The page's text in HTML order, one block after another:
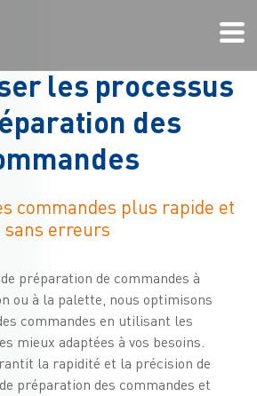
er les processus
éparation des
mmandes
commandes plus rapide et
sans erreurs
préparation de commandes à
ou à la palette, nous optimisons
commandes en utilisant les
mieux adaptées à vos besoins.
la rapidité et la précision de
préparation des commandes et